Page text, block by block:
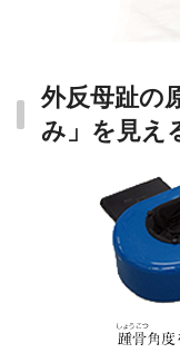
外反母趾の
み」を見え